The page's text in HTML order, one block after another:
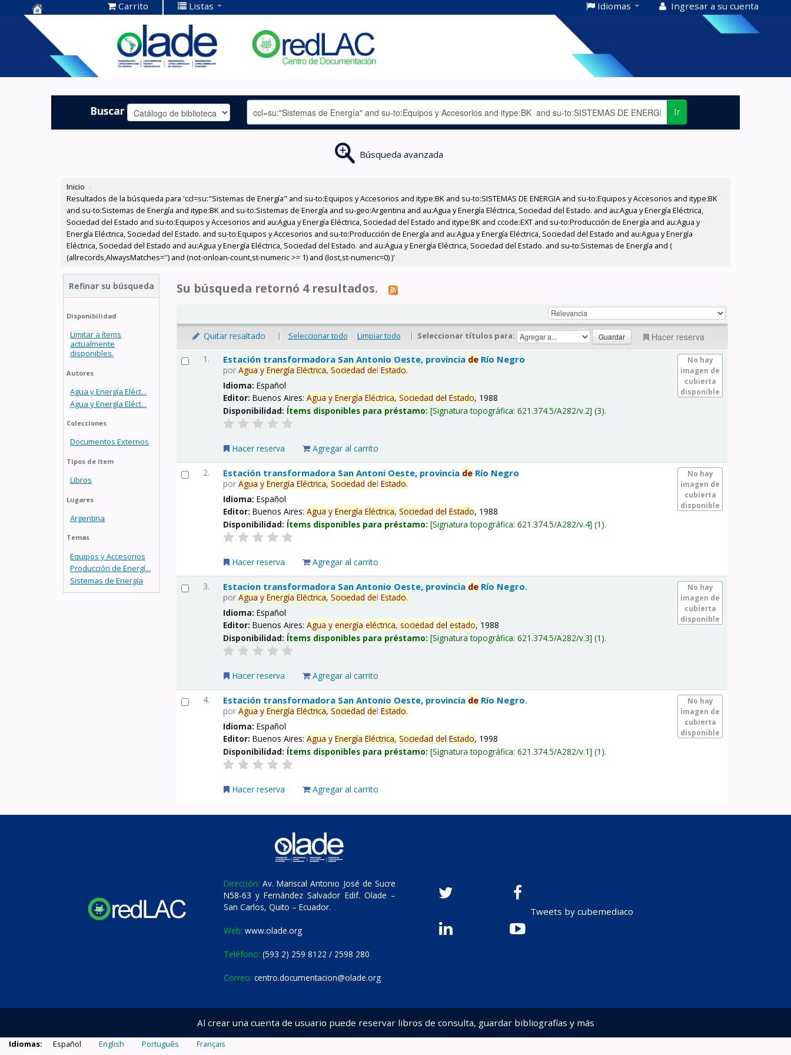
Centro de
Documentación
OLADE -
Carrito Listas Idiomas Ingresar a su cuenta
Buscar Ir
Búsqueda avanzada
Inicio ›
Resultados de la búsqueda para 'ccl=su:"Sistemas de Energía" and su-to:Equipos y Accesorios and itype:BK and su-to:SISTEMAS DE ENERGIA and su-to:Equipos y Accesorios and itype:BK
and su-to:Sistemas de Energía and itype:BK and su-to:Sistemas de Energía and su-geo:Argentina and au:Agua y Energía Eléctrica, Sociedad del Estado. and au:Agua y Energía Eléctrica,
Sociedad del Estado and su-to:Equipos y Accesorios and au:Agua y Energía Eléctrica, Sociedad del Estado and itype:BK and ccode:EXT and su-to:Producción de Energía and au:Agua y
Energía Eléctrica, Sociedad del Estado. and su-to:Equipos y Accesorios and su-to:Producción de Energía and au:Agua y Energía Eléctrica, Sociedad del Estado and au:Agua y Energía
Eléctrica, Sociedad del Estado and au:Agua y Energía Eléctrica, Sociedad del Estado. and au:Agua y Energía Eléctrica, Sociedad del Estado. and su-to:Sistemas de Energía and (
(allrecords,AlwaysMatches='') and (not-onloan-count,st-numeric >= 1) and (lost,st-numeric=0) )'
Refinar su búsqueda
Disponibilidad
Limitar a ítems
actualmente
disponibles.
Autores
Agua y Energía Eléct...
Agua y Energía Eléct...
Colecciones
Documentos Externos
Tipos de ítem
Libros
Lugares
Argentina
Temas
Equipos y Accesorios
Producción de Energí...
Sistemas de Energía
Su búsqueda retornó 4 resultados.
Quitar resaltado | Seleccionar todo Limpiar todo | Seleccionar títulos para: Hacer reserva
1.
No hay
imagen de
cubierta
disponible
Estación transformadora San Antonio Oeste, provincia de Río Negro
porAgua y Energía Eléctrica, Sociedad delEstado.
Idioma:Español
Editor:Buenos Aires:Agua y Energía Eléctrica, Sociedad delEstado, 1988
Disponibilidad: Ítems disponibles para préstamo: Signatura topográfica:621.374.5/A282/v.2 (3).
Hacer reserva Agregar al carrito
2.
No hay
imagen de
cubierta
disponible
Estación transformadora San Antoni Oeste, provincia de Río Negro
porAgua y Energía Eléctrica, Sociedad delEstado.
Idioma:Español
Editor:Buenos Aires:Agua y Energía Eléctrica, Sociedad delEstado, 1988
Disponibilidad: Ítems disponibles para préstamo: Signatura topográfica:621.374.5/A282/v.4 (1).
Hacer reserva Agregar al carrito
3.
No hay
imagen de
cubierta
disponible
Estacion transformadora San Antonio Oeste, provincia de Río Negro.
porAgua y Energía Eléctrica, Sociedad delEstado.
Idioma:Español
Editor:Buenos Aires:Agua y energía eléctrica, sociedad delestado, 1988
Disponibilidad: Ítems disponibles para préstamo: Signatura topográfica:621.374.5/A282/v.3 (1).
Hacer reserva Agregar al carrito
4.
No hay
imagen de
cubierta
disponible
Estación transformadora San Antonio Oeste, provincia de Río Negro.
porAgua y Energía Eléctrica, Sociedad delEstado.
Idioma:Español
Editor:Buenos Aires:Agua y Energía Eléctrica, Sociedad delEstado, 1998
Disponibilidad: Ítems disponibles para préstamo: Signatura topográfica:621.374.5/A282/v.1 (1).
Hacer reserva Agregar al carrito
Dirección: Av. Mariscal Antonio José de Sucre
N58-63 y Fernández Salvador Edif. Olade –
San Carlos, Quito – Ecuador.
Web: www.olade.org
Teléfono: (593 2) 259 8122 / 2598 280
Correo: centro.documentacion@olade.org
Tweets by cubemediaco
Al crear una cuenta de usuario puede reservar libros de consulta, guardar bibliografías y más
Idiomas: Español English Português Français